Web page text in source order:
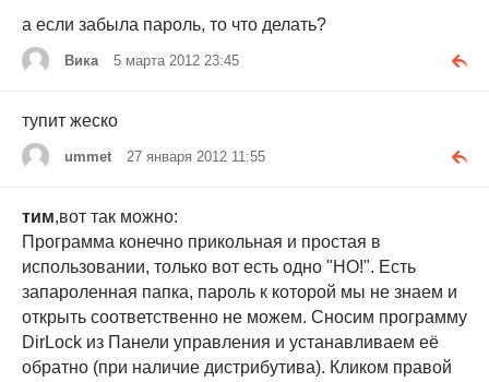
а если забыла пароль, то что делать?
Вика 5 марта 2012 23:45
тупит жеско
ummet 27 января 2012 11:55
тим,вот так можно:
Программа конечно прикольная и простая в
использовании, только вот есть одно "НО!". Есть
запароленная папка, пароль к которой мы не знаем и
открыть соответственно не можем. Сносим программу
DirLock из Панели управления и устанавливаем её
обратно (при наличие дистрибутива). Кликом правой